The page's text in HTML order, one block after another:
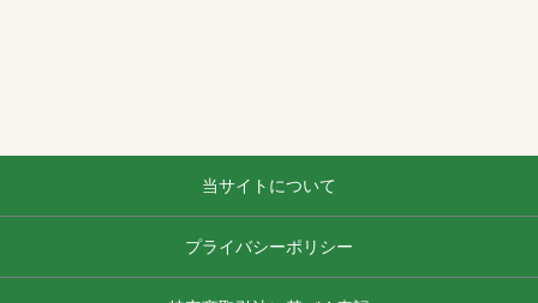
当サイトについて
プライバシーポリシー